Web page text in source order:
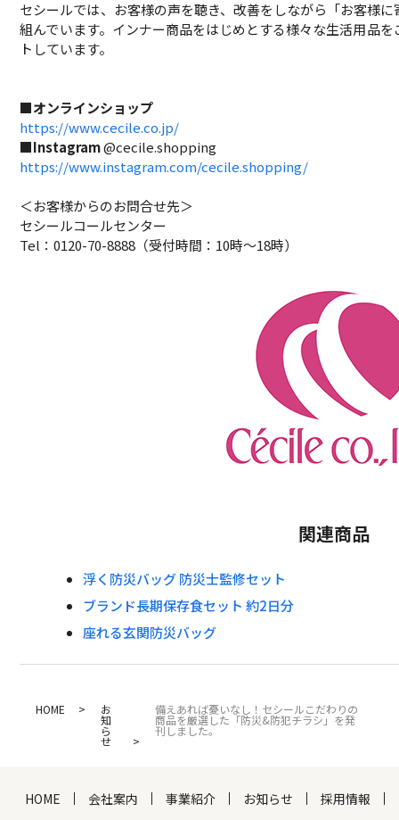
セシールでは、お客様の声を聴き、改善をしながら「お客様
組んでいます。インナー商品をはじめとする様々な生活用品
トしています。
■オンラインショップ
https://www.cecile.co.jp/
■Instagram@cecile.shopping
https://www.instagram.com/cecile.shopping/
＜お客様からのお問合せ先＞
セシールコールセンター
Tel：0120-70-8888（受付時間：10時～18時）
関連商品
浮く防災バッグ 防災士監修セット
ブランド長期保存食セット 約2日分
座れる玄関防災バッグ
HOME お
知
ら
せ
備えあれば憂いなし！セシールこだわりの
商品を厳選した「防災&防犯チラシ」を発
刊しました。
HOME 会社案内 事業紹介 お知らせ 採用情報